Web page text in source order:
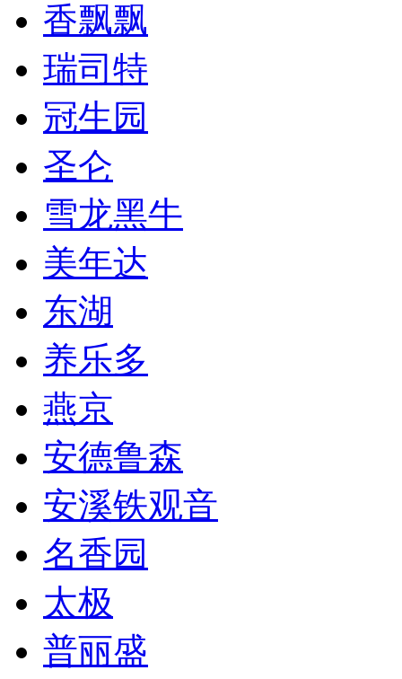
香飘飘
瑞司特
冠生园
圣仑
雪龙黑牛
美年达
东湖
养乐多
燕京
安德鲁森
安溪铁观音
名香园
太极
普丽盛